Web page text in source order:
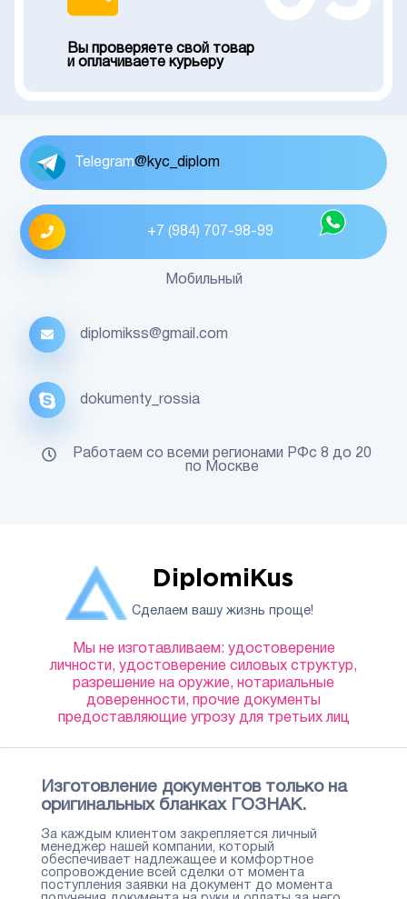
Вы проверяете свой товар
и оплачиваете курьеру
DiplomiKus
Сделаем вашу жизнь проще!
Мы не изготавливаем: удостоверение
личности, удостоверение силовых структур,
разрешение на оружие, нотариальные
доверенности, прочие документы
предоставляющие угрозу для третьих лиц
Изготовление документов только на
оригинальных бланках ГОЗНАК.
За каждым клиентом закрепляется личный
менеджер нашей компании, который
обеспечивает надлежащее и комфортное
сопровождение всей сделки от момента
поступления заявки на документ до момента
Telegram@kyc_diplom
+7 (984) 707-98-99
Мобильный
diplomikss@gmail.com
dokumenty_rossia
Работаем со всеми регионами РФс 8 до 20
по Москве